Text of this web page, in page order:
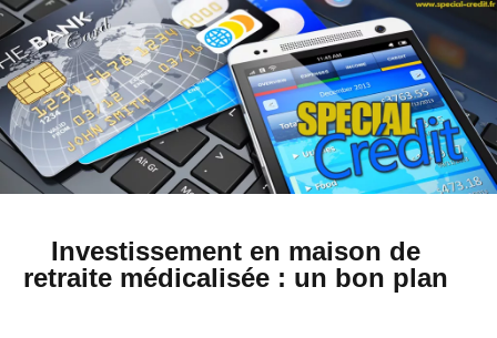
Investissement en maison de
retraite médicalisée : un bon plan